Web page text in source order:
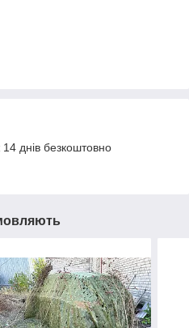
днів безкоштовно